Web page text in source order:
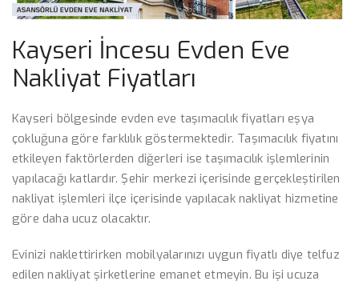
Kayseri İncesu Evden Eve
Nakliyat Fiyatları
Kayseri bölgesinde evden eve taşımacılık fiyatları eşya
çokluğuna göre farklılık göstermektedir. Taşımacılık fiyatını
etkileyen faktörlerden diğerleri ise taşımacılık işlemlerinin
yapılacağı katlardır. Şehir merkezi içerisinde gerçekleştirilen
nakliyat işlemleri ilçe içerisinde yapılacak nakliyat hizmetine
göre daha ucuz olacaktır.
Evinizi naklettirirken mobilyalarınızı uygun fiyatlı diye telfuz
edilen nakliyat şirketlerine emanet etmeyin. Bu işi ucuza